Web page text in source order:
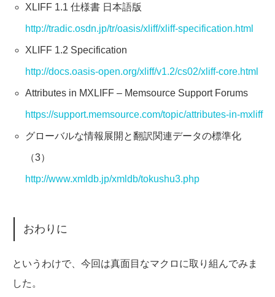
XLIFF 1.1 仕様書 日本語版
http://tradic.osdn.jp/tr/oasis/xliff/xliff-specification.html
XLIFF 1.2 Specification
http://docs.oasis-open.org/xliff/v1.2/cs02/xliff-core.html
Attributes in MXLIFF – Memsource Support Forums
https://support.memsource.com/topic/attributes-in-mxliff
グローバルな情報展開と翻訳関連データの標準化
（3）
http://www.xmldb.jp/xmldb/tokushu3.php
おわりに
というわけで、今回は真面目なマクロに取り組んでみま
した。